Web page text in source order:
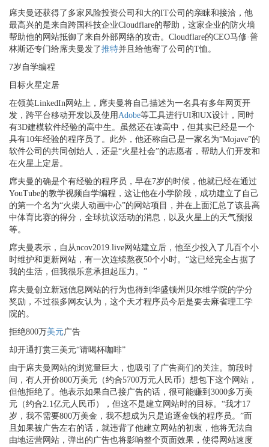
席夫曼还获得了多家风险投资公司和大的IT公司的亲睐和接洽，他
最高兴的是来自跨国科技企业Cloudflare的帮助，这家企业的防火墙
帮助他的网站抵御了来自外部网络的攻击。Cloudflare的CEO马修·普
林斯还专门给席夫曼发了推特并且给他寄了公司的T恤。
7岁自学编程
目标火星定居
在领英LinkedIn网站上，席夫曼将自己描述为一名具有多年网页开
发，跨平台移动开发以及使用Adobe等工具进行UI和UX设计，同时
有3D建模软件经验的高中生。虽然还在读高中，但其实已经是一个
具有10年经验的程序员了。此外，他还称自己是一家名为“Mojave”的
软件公司的共同创始人，还是“火星社会”的志愿者，帮助人们开发和
在火星上定居。
席夫曼的确是个有经验的程序员，早在7岁的时候，他就已经在通过
YouTube的教学视频自学编程，这让他在小学阶段，成功建立了自己
的第一个名为“火柴人动画中心”的网站项目，并在上面汇总了该县高
中体育比赛的得分，全球抗议活动的消息，以及火星上的天气预报
等。
席夫曼表示，自从ncov2019.live网站建立后，他至少投入了几百个小
时维护和更新网站，有一次连续熬夜50个小时。“这已经完全占据了
我的生活，但我很乐意承担起压力。”
席夫曼创立新冠信息网站的行为也得到华盛顿州贝尔维学院的学分
奖励，不过很多网友认为，这个天才程序员今后是要去麻省理工学
院的。
拒绝800万美元广告
却开通打赏三美元“请喝杯咖啡”
由于席夫曼网站的浏览量巨大，也吸引了广告商们的关注。前段时
间，有人开价800万美元（约合5700万元人民币）想包下这个网站，
但他拒绝了。他表示如果自己接广告的话，很可能赚到3000多万美
元（约合2.1亿元人民币），但这不是建立网站时的目标。“我才17
岁，我不需要800万美金，我不想成为只是追逐金钱的程序员。”而
且如果被广告左右的话，就违背了他建立网站的初衷，他将无法自
由地运营网站，弹出的广告也将影响整个页面效果，使得网站速度